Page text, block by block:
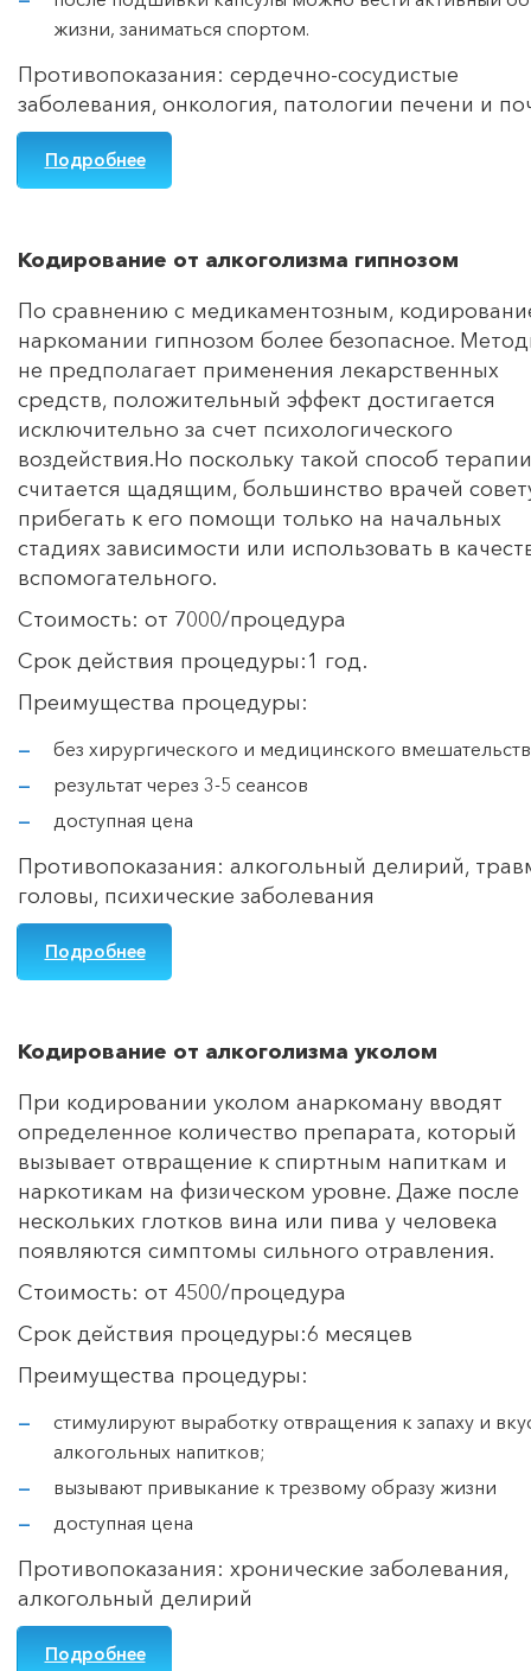
жизни, заниматься спортом.
Противопоказания: сердечно-сосудистые
заболевания, онкология, патологии печени и
Подробнее
Кодирование от алкоголизма гипнозом
По сравнению с медикаментозным,
наркомании гипнозом более безопасное.
не предполагает применения лекарственных
средств, положительный эффект достигается
исключительно за счет психологического
воздействия.Но поскольку такой способ терапии
считается щадящим, большинство врачей
прибегать к его помощи только на начальных
стадиях зависимости или использовать в
вспомогательного.
Стоимость: от 7000/процедура
Срок действия процедуры:1 год.
Преимущества процедуры:
без хирургического и медицинского
результат через 3-5 сеансов
доступная цена
Противопоказания: алкогольный делирий,
головы, психические заболевания
Подробнее
Кодирование от алкоголизма уколом
При кодировании уколом анаркоману вводят
определенное количество препарата, который
вызывает отвращение к спиртным напиткам и
наркотикам на физическом уровне. Даже после
нескольких глотков вина или пива у человека
появляются симптомы сильного отравления.
Стоимость: от 4500/процедура
Срок действия процедуры:6 месяцев
Преимущества процедуры:
стимулируют выработку отвращения к запаху и
алкогольных напитков;
вызывают привыкание к трезвому образу жизни
доступная цена
Противопоказания: хронические заболевания,
алкогольный делирий
Подробнее